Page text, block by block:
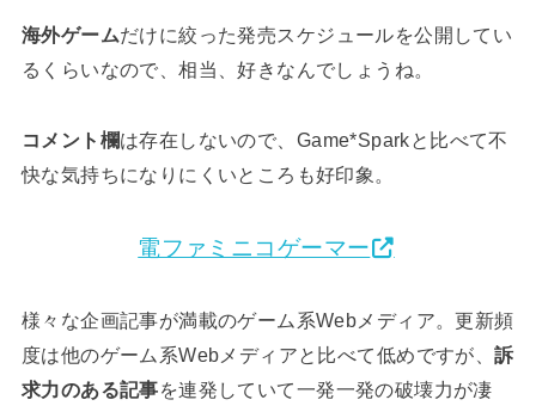
海外ゲームだけに絞った発売スケジュールを公開してい
るくらいなので、相当、好きなんでしょうね。
コメント欄は存在しないので、Game*Sparkと比べて不
快な気持ちになりにくいところも好印象。
電ファミニコゲーマー
様々な企画記事が満載のゲーム系Webメディア。更新頻
度は他のゲーム系Webメディアと比べて低めですが、訴
求力のある記事を連発していて一発一発の破壊力が凄